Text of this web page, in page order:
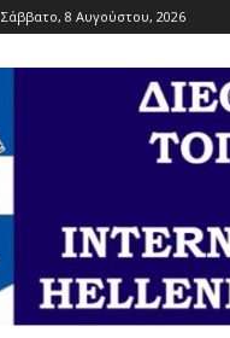
Σάββατο, 8 Αυγούστου, 2026